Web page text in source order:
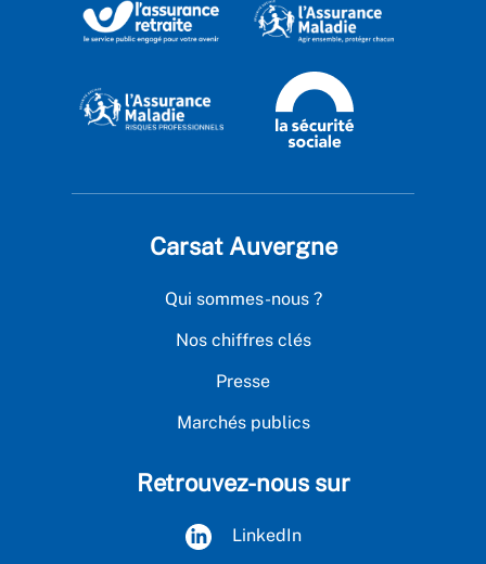
Carsat Auvergne
Qui sommes-nous ?
Nos chiffres clés
Presse
Marchés publics
Retrouvez-nous sur
LinkedIn